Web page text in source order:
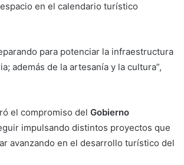
en el calendario turístico
para potenciar la infraestructura
además de la artesanía y la cultura”,
el compromiso del Gobierno
impulsando distintos proyectos que
avanzando en el desarrollo turístico del